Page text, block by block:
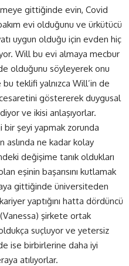
gittiğinde evin, Covid
evi olduğunu ve ürkütücü
uygun olduğu için evden hiç
Will bu evi almaya mecbur
olduğunu söyleyerek onu
bu teklifi yalnızca Will’in de
cesaretini göstererek duygusal
ve ikisi anlaşıyorlar.
bir şeyi yapmak zorunda
aslında ne kadar kolay
değişime tanık oldukları
eşinin başarısını kutlamak
gittiğinde üniversiteden
yaptığını hatta dördüncü
(Vanessa) şirkete ortak
suçluyor ve yetersiz
ise birbirlerine daha iyi
atılıyorlar.